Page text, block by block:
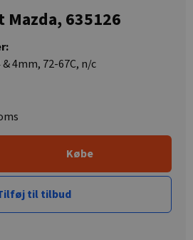
635126
4mm, 72-67C, n/c
Købe
til tilbud